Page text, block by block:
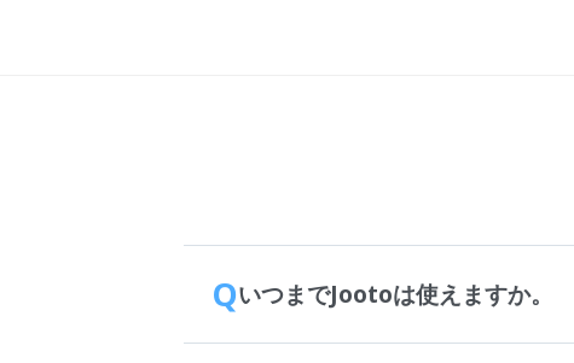
QいつまでJootoは使えますか。